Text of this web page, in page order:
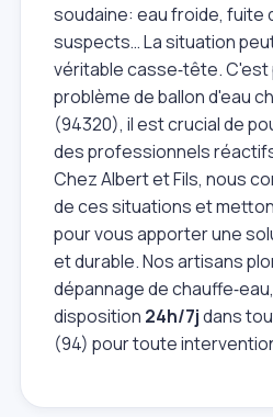
soudaine: eau froide, fuite
suspects… La situation
véritable casse‑tête. C'est
problème de ballon d'eau
(94320), il est crucial de
des professionnels
Chez Albert et Fils, nous
de ces situations et
pour vous apporter une
et durable. Nos artisans
dépannage de
disposition 24h/7jdans
(94) pour toute